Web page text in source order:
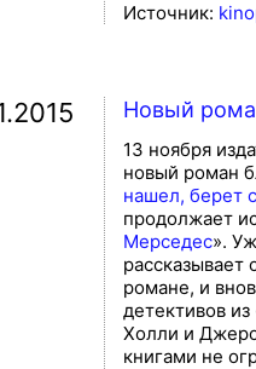
Источник:
Новый
13 ноября
новый роман
нашел, берет
продолжает
Мерседес».
рассказывает
романе, и
детективов
Холли и
книгами не